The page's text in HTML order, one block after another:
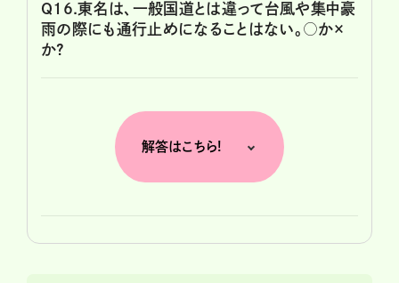
Q16.東名は、一般国道とは違って台風や集中豪
雨の際にも通行止めになることはない。○か×
か?
解答はこちら!